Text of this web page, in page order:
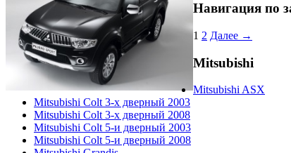
Навигация по
1 2 Далее →
Mitsubishi
Mitsubishi ASX
Mitsubishi Colt 3-х дверный 2003
Mitsubishi Colt 3-х дверный 2008
Mitsubishi Colt 5-и дверный 2003
Mitsubishi Colt 5-и дверный 2008